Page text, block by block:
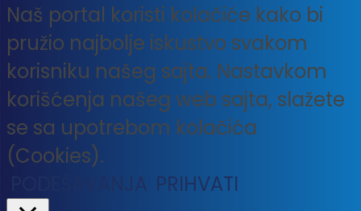
Naš portal koristi kolačiće kako bi
pružio najbolje iskustvo svakom
korisniku našeg sajta. Nastavkom
korišćenja našeg web sajta, slažete
se sa upotrebom kolačića
(Cookies).
PODEŠAVANJA PRIHVATI